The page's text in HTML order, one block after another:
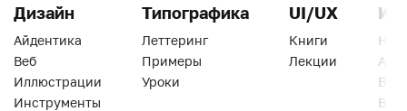
Дизайн
Айдентика
Веб
Иллюстрации
Инструменты
Типографика
Леттеринг
Примеры
Уроки
UI/UX
Книги
Лекции
Веб